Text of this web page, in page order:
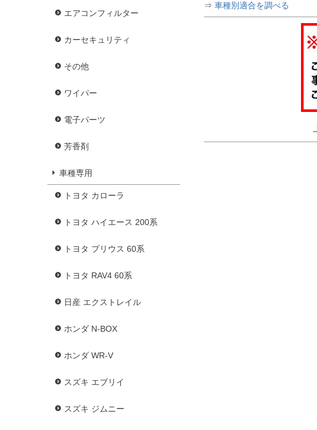
エアコンフィルター
カーセキュリティ
その他
ワイパー
電子パーツ
芳香剤
車種専用
トヨタ カローラ
トヨタ ハイエース 200系
トヨタ プリウス 60系
トヨタ RAV4 60系
日産 エクストレイル
ホンダ N-BOX
ホンダ WR-V
スズキ エブリイ
スズキ ジムニー
⇒ 車種別適合を調べる